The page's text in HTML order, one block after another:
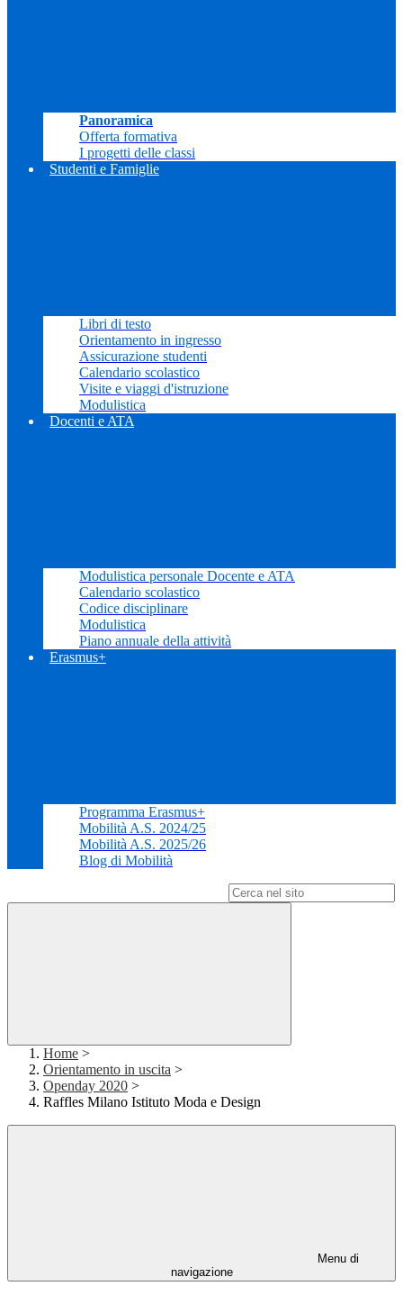
Panoramica
Offerta formativa
I progetti delle classi
Studenti e Famiglie
Libri di testo
Orientamento in ingresso
Assicurazione studenti
Calendario scolastico
Visite e viaggi d'istruzione
Modulistica
Docenti e ATA
Modulistica personale Docente e ATA
Calendario scolastico
Codice disciplinare
Modulistica
Piano annuale della attività
Erasmus+
Programma Erasmus+
Mobilità A.S. 2024/25
Mobilità A.S. 2025/26
Blog di Mobilità
Home >
Orientamento in uscita >
Openday 2020 >
Raffles Milano Istituto Moda e Design
Menu di
navigazione